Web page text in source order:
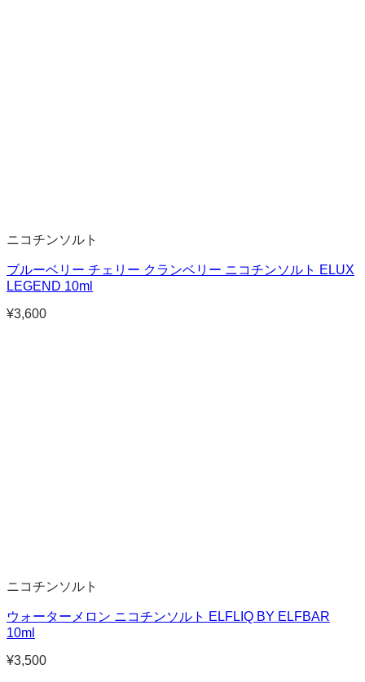
ニコチンソルト
ブルーベリー チェリー クランベリー ニコチンソルト ELUX
LEGEND 10ml
¥3,600
ニコチンソルト
ウォーターメロン ニコチンソルト ELFLIQ BY ELFBAR
10ml
¥3,500